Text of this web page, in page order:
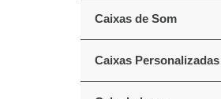
Caixas de Som
Caixas Personalizadas